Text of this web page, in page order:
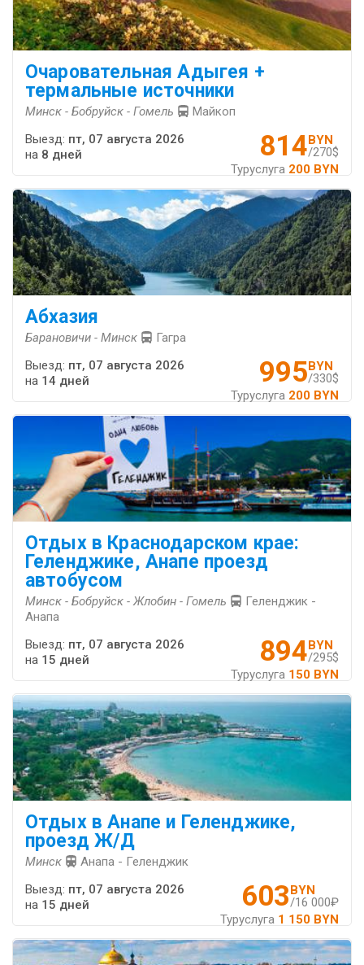
Очаровательная Адыгея +
термальные источники
Минск - Бобруйск - Гомель Майкоп
814BYN
/270$
Туруслуга 200 BYN
Выезд: пт, 07 августа 2026
на 8 дней
Абхазия
Барановичи - Минск Гагра
995BYN
/330$
Туруслуга 200 BYN
Выезд: пт, 07 августа 2026
на 14 дней
Отдых в Краснодарском крае:
Геленджике, Анапе проезд
автобусом
Минск - Бобруйск - Жлобин - Гомель
Геленджик -
Анапа
894BYN
/295$
Туруслуга 150 BYN
Выезд: пт, 07 августа 2026
на 15 дней
Отдых в Анапе и Геленджике,
проезд Ж/Д
Минск Анапа - Геленджик
603BYN
/16 000₽
Туруслуга 1 150 BYN
Выезд: пт, 07 августа 2026
на 15 дней